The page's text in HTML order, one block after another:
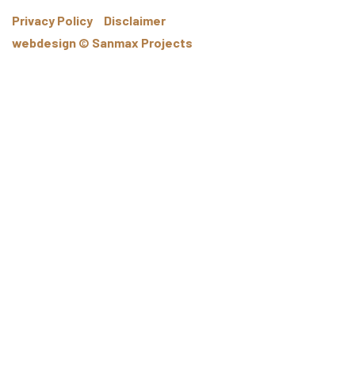
Privacy Policy
Disclaimer
webdesign © Sanmax Projects